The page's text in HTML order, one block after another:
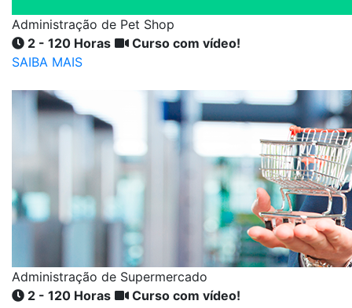
Administração de Pet Shop
2 - 120 Horas
Curso com vídeo!
SAIBA MAIS
Administração de Supermercado
2 - 120 Horas
Curso com vídeo!